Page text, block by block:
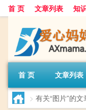
首 页 文章列表 知
首 页 文章列表
> 有关“图片”的文